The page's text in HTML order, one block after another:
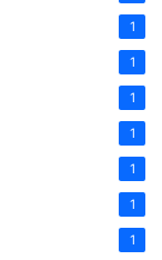
1
1
1
1
1
1
1